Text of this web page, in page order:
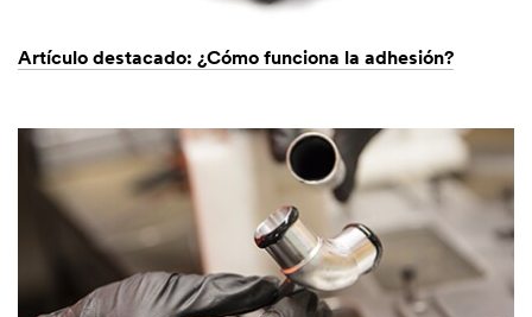
Artículo destacado: ¿Cómo funciona la adhesión?